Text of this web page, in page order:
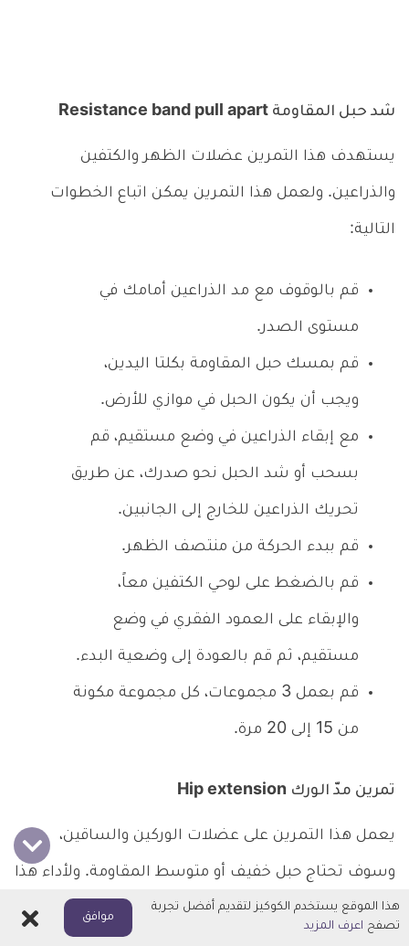
شد حبل المقاومة Resistance band pull apart
يستهدف هذا التمرين عضلات الظهر والكتفين
والذراعين. ولعمل هذا التمرين يمكن اتباع الخطوات
التالية:
قم بالوقوف مع مد الذراعين أمامك في
مستوى الصدر.
قم بمسك حبل المقاومة بكلتا اليدين،
ويجب أن يكون الحبل في موازي للأرض.
مع إبقاء الذراعين في وضع مستقيم، قم
بسحب أو شد الحبل نحو صدرك، عن طريق
تحريك الذراعين للخارج إلى الجانبين.
قم ببدء الحركة من منتصف الظهر.
قم بالضغط على لوحي الكتفين معاً،
والإبقاء على العمود الفقري في وضع
مستقيم، ثم قم بالعودة إلى وضعية البدء.
قم بعمل 3 مجموعات، كل مجموعة مكونة
من 15 إلى 20 مرة.
تمرين مدّ الورك Hip extension
يعمل هذا التمرين على عضلات الوركين والساقين،
وسوف تحتاج حبل خفيف أو متوسط المقاومة. ولأداء هذا
التمرين اتبع التالي:
هذا الموقع يستخدم الكوكيز لتقديم أفضل تجربة
تصفح اعرف المزيد
موافق اغلاق